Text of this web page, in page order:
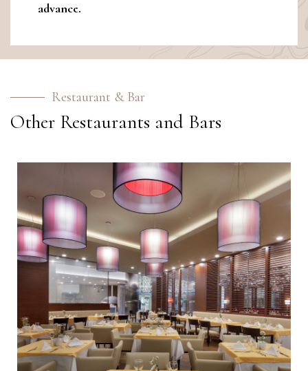
advance.
Restaurant & Bar
Other Restaurants and Bars